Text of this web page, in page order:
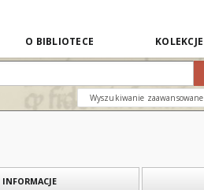
O BIBLIOTECE KOLEKCJE
Wyszukiwanie zaawansowane
INFORMACJE